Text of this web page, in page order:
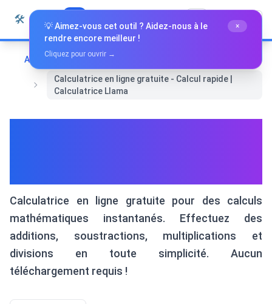
Passer au contenu
🛠️ Français
Accueil
Mathématiques et Géométrie
Calculatrice en ligne gratuite - Calcul rapide |
Calculatrice Llama
Calculatrice en ligne gratuite pour des calculs
mathématiques instantanés. Effectuez des
additions, soustractions, multiplications et
divisions en toute simplicité. Aucun
téléchargement requis !
💡 Aimez-vous cet outil ? Aidez-nous à le
rendre encore meilleur !
×
Cliquez pour ouvrir →